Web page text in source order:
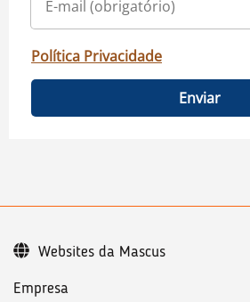
Política Privacidade
Enviar
Empresa
Websites da Mascus